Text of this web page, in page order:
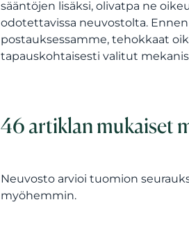
sääntöjen lisäksi, olivatpa ne
odotettavissa neuvostolta.
postauksessamme, tehokkaat
tapauskohtaisesti valitut
46 artiklan mukaiset
Neuvosto arvioi tuomion
myöhemmin.